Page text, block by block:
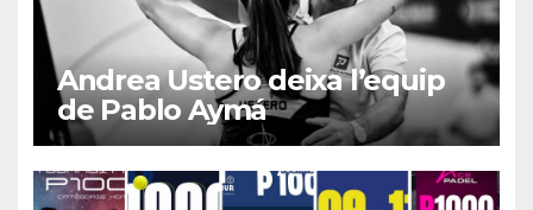
Andrea Ustero deixa l’equip
de Pablo Aymá